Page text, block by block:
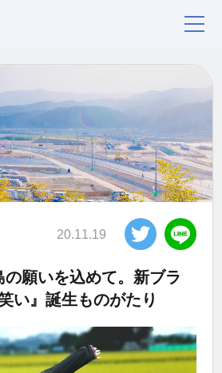
20.11.19
の願いを込めて。新ブラ
い』誕生ものがたり